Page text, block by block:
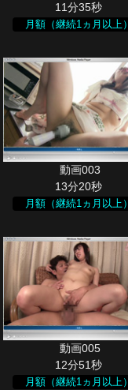
11分35秒
月額（継続1ヵ月以上）
13分20秒
月額（継続1ヵ月以上）
12分51秒
月額（継続1ヵ月以上）